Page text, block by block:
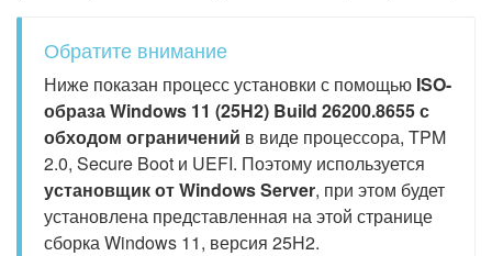
Обратите внимание
Ниже показан процесс установки с помощью ISO-
образа Windows 11 (25H2) Build 26200.8655 с
обходом ограничений в виде процессора, TPM
2.0, Secure Boot и UEFI. Поэтому используется
установщик от Windows Server, при этом будет
установлена представленная на этой странице
сборка Windows 11, версия 25H2.